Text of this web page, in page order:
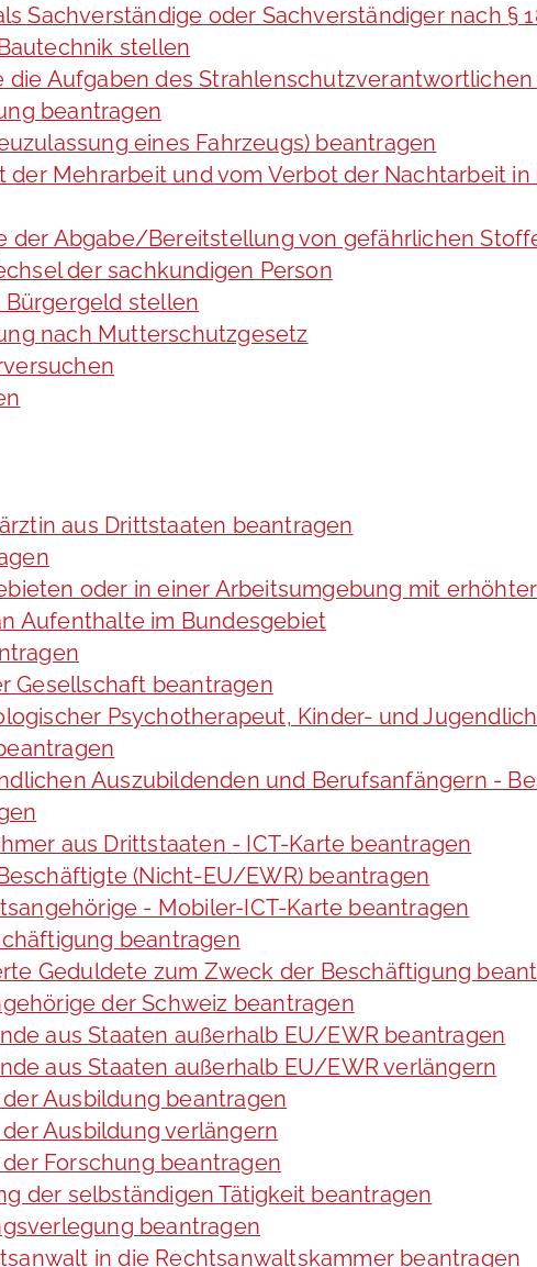
Sachverständige oder Sachverständiger nach §
stellen
Aufgaben des Strahlenschutzverantwortlichen
beantragen
eines Fahrzeugs) beantragen
Mehrarbeit und vom Verbot der Nachtarbeit in
der Abgabe/Bereitstellung von gefährlichen
der sachkundigen Person
stellen
nach Mutterschutzgesetz
aus Drittstaaten beantragen
oder in einer Arbeitsumgebung mit
Aufenthalte im Bundesgebiet
Gesellschaft beantragen
Psychotherapeut, Kinder- und
Auszubildenden und Berufsanfängern -
aus Drittstaaten - ICT-Karte beantragen
(Nicht-EU/EWR) beantragen
- Mobiler-ICT-Karte beantragen
beantragen
Geduldete zum Zweck der Beschäftigung
der Schweiz beantragen
aus Staaten außerhalb EU/EWR beantragen
aus Staaten außerhalb EU/EWR verlängern
Ausbildung beantragen
Ausbildung verlängern
Forschung beantragen
der selbständigen Tätigkeit beantragen
beantragen
in die Rechtsanwaltskammer beantragen